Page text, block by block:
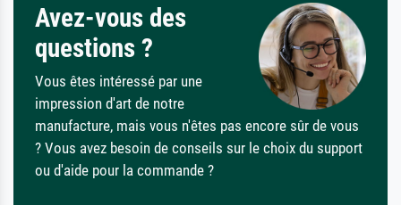
Avez-vous des
questions ?
Vous êtes intéressé par une
impression d'art de notre
manufacture, mais vous n'êtes pas encore sûr de vous
? Vous avez besoin de conseils sur le choix du support
ou d'aide pour la commande ?